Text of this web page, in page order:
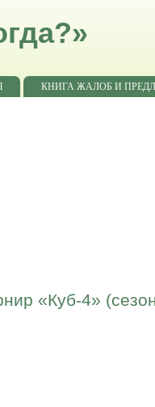
КНИГА ЖАЛОБ И
«Куб-4»